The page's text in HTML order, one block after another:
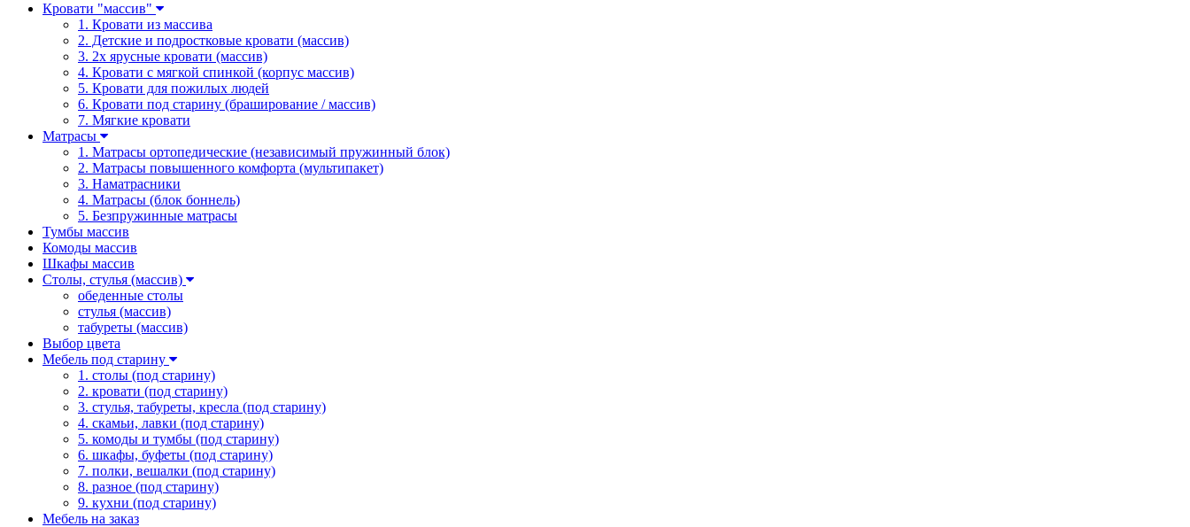
Кровати "массив"
1. Кровати из массива
2. Детские и подростковые кровати (массив)
3. 2х ярусные кровати (массив)
4. Кровати с мягкой спинкой (корпус массив)
5. Кровати для пожилых людей
6. Кровати под старину (браширование / массив)
7. Мягкие кровати
Матрасы
1. Матрасы ортопедические (независимый пружинный блок)
2. Матрасы повышенного комфорта (мультипакет)
3. Наматрасники
4. Матрасы (блок боннель)
5. Безпружинные матрасы
Тумбы массив
Комоды массив
Шкафы массив
Столы, стулья (массив)
обеденные столы
стулья (массив)
табуреты (массив)
Выбор цвета
Мебель под старину
1. столы (под старину)
2. кровати (под старину)
3. стулья, табуреты, кресла (под старину)
4. скамьи, лавки (под старину)
5. комоды и тумбы (под старину)
6. шкафы, буфеты (под старину)
7. полки, вешалки (под старину)
8. разное (под старину)
9. кухни (под старину)
Мебель на заказ